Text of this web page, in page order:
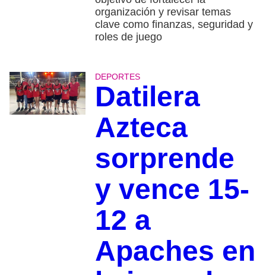
organización y revisar temas
clave como finanzas, seguridad y
roles de juego
DEPORTES
Datilera
Azteca
sorprende
y vence 15-
12 a
Apaches en